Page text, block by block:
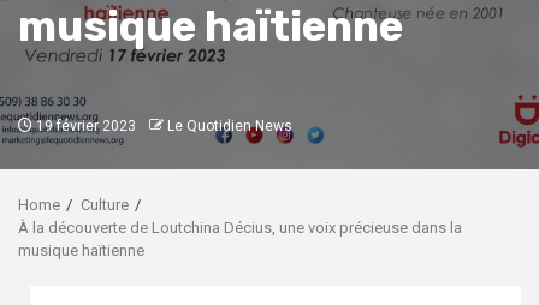
musique haïtienne
19 février 2023 Le Quotidien News
Home
Culture
À la découverte de Loutchina Décius, une voix précieuse dans la
musique haïtienne